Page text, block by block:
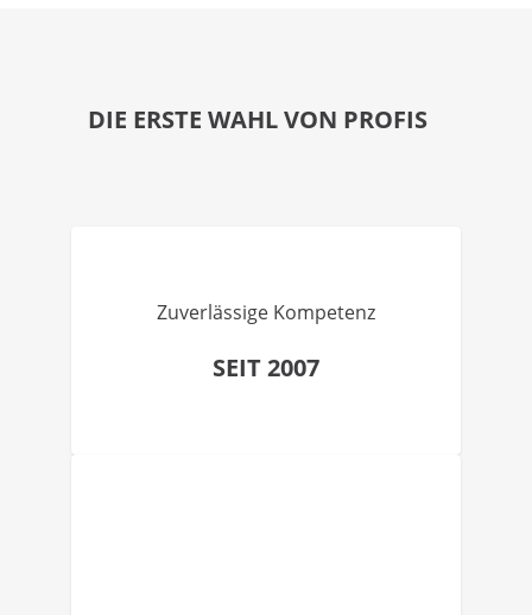
DIE ERSTE WAHL VON PROFIS
Zuverlässige Kompetenz
SEIT 2007